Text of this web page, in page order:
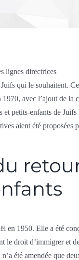
lignes directrices
qui le souhaitent.
avec l’ajout de la
et petits-enfants de Juifs
aient été proposées
en 1950. Elle a été
le droit d’immigrer et
été amendée que